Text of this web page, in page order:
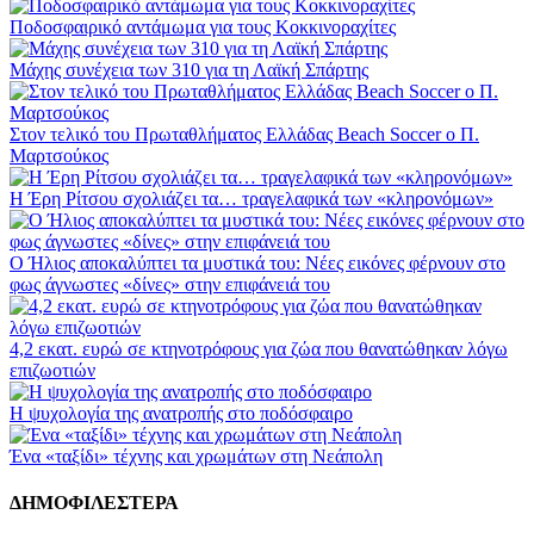
Ποδοσφαιρικό αντάμωμα για τους Κοκκινοραχίτες
Μάχης συνέχεια των 310 για τη Λαϊκή Σπάρτης
Στον τελικό του Πρωταθλήματος Ελλάδας Beach Soccer ο Π.
Μαρτσούκος
Η Έρη Ρίτσου σχολιάζει τα… τραγελαφικά των «κληρονόμων»
Ο Ήλιος αποκαλύπτει τα μυστικά του: Νέες εικόνες φέρνουν στο
φως άγνωστες «δίνες» στην επιφάνειά του
4,2 εκατ. ευρώ σε κτηνοτρόφους για ζώα που θανατώθηκαν λόγω
επιζωοτιών
Η ψυχολογία της ανατροπής στο ποδόσφαιρο
Ένα «ταξίδι» τέχνης και χρωμάτων στη Νεάπολη
ΔΗΜΟΦΙΛΕΣΤΕΡΑ